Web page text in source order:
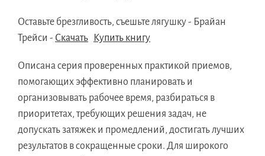
Оставьте брезгливость, съешьте лягушку - Брайан
Трейси - Скачать Купить книгу
Описана серия проверенных практикой приемов,
помогающих эффективно планировать и
организовывать рабочее время, разбираться в
приоритетах, требующих решения задач, не
допускать затяжек и промедлений, достигать лучших
результатов в сокращенные сроки. Для широкого